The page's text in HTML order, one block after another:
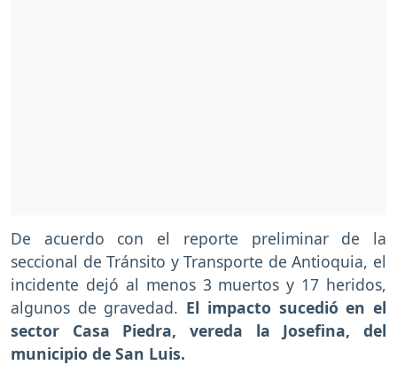
De acuerdo con el reporte preliminar de la
seccional de Tránsito y Transporte de Antioquia, el
incidente dejó al menos 3 muertos y 17 heridos,
algunos de gravedad. El impacto sucedió en el
sector Casa Piedra, vereda la Josefina, del
municipio de San Luis.